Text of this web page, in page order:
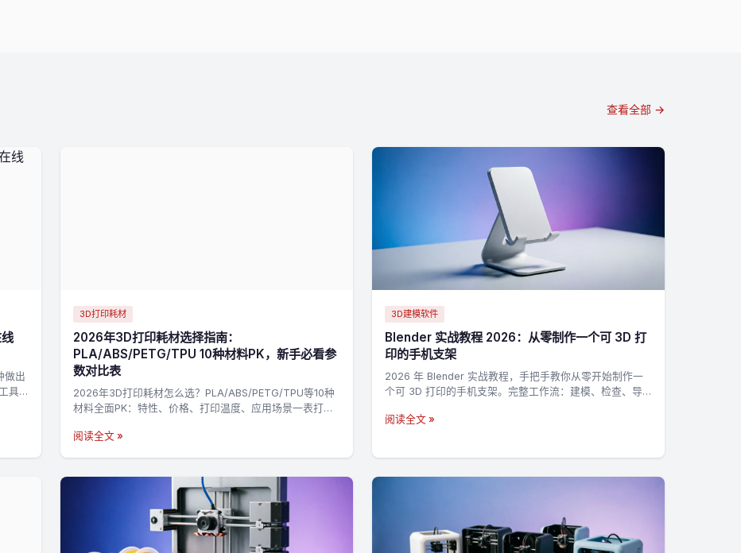
查看全部 →
做出
具
3D打印耗材
2026年3D打印耗材选择指南：
PLA/ABS/PETG/TPU 10种材料PK，新手必看参
数对比表
2026年3D打印耗材怎么选？PLA/ABS/PETG/TPU等10种
材料全面PK：特性、价格、打印温度、应用场景一表打
阅读全文 »
3D建模软件
Blender 实战教程 2026：从零制作一个可 3D 打
印的手机支架
2026 年 Blender 实战教程，手把手教你从零开始制作一
个可 3D 打印的手机支架。完整工作流：建模、检查、导
阅读全文 »